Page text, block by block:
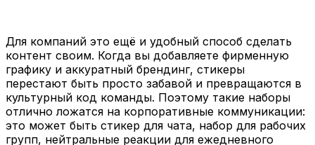
Для компаний это ещё и удобный способ сделать
контент своим. Когда вы добавляете фирменную
графику и аккуратный брендинг, стикеры
перестают быть просто забавой и превращаются в
культурный код команды. Поэтому такие наборы
отлично ложатся на корпоративные коммуникации:
это может быть стикер для чата, набор для рабочих
групп, нейтральные реакции для ежедневного